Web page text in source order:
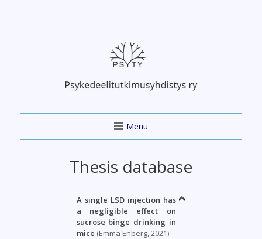
Menu
Thesis database
A single LSD injection has
a negligible effect on
sucrose binge drinking in
mice (Emma Enberg, 2021)